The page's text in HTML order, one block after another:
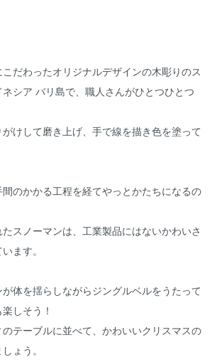
だわったオリジナルデザインの木彫りのス
シア バリ島で、職人さんがひとつひとつ
けして磨き上げ、手で線を描き色を塗って
のかかる工程を経てやっとかたちになるの
スノーマンは、工業製品にはないかわいさ
ます。
体を揺らしながらジングルベルをうたって
しそう！
テーブルに並べて、かわいいクリスマスの
ょう。